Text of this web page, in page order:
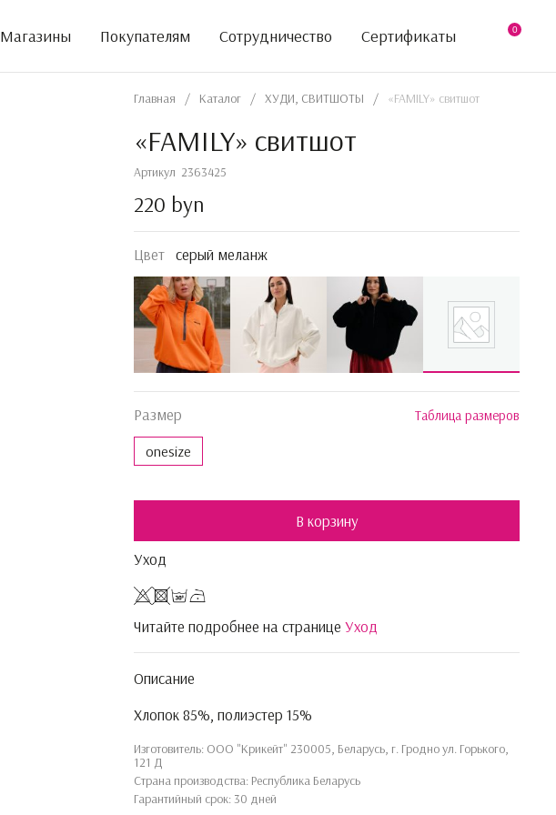
Магазины Покупателям Сотрудничество Сертификаты 0
Главная / Каталог / ХУДИ, СВИТШОТЫ / «FAMILY» свитшот
«FAMILY» свитшот
Артикул 2363425
220 byn
Цвет серый меланж
Размер Таблица размеров
onesize
В корзину
Уход
Читайте подробнее на странице Уход
Описание
Хлопок 85%, полиэстер 15%
Изготовитель: ООО "Крикейт" 230005, Беларусь, г. Гродно ул. Горького,
121 Д
Страна производства: Республика Беларусь
Гарантийный срок: 30 дней